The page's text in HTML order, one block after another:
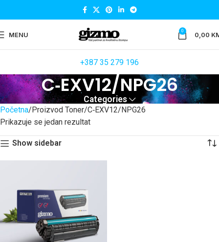
MENU 0 0,00
+387 35 279 196
C‐EXV12/NPG26
Categories
Početna Proizvod Toner C‐EXV12/NPG26
Prikazuje se jedan rezultat
Show sidebar